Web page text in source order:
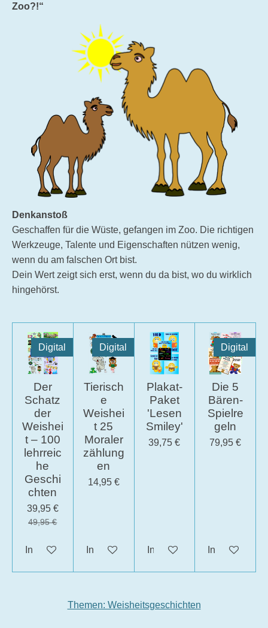
Zoo?!“
Denkanstoß
Geschaffen für die Wüste, gefangen im Zoo. Die richtigen
Werkzeuge, Talente und Eigenschaften nützen wenig,
wenn du am falschen Ort bist.
Dein Wert zeigt sich erst, wenn du da bist, wo du wirklich
hingehörst.
Digital
Der
Schatz
der
Weishei
t – 100
lehrreic
he
Geschi
chten
39,95 €
49,95 €
In den Warenkorb
Digital
Tierisch
e
Weishei
t 25
Moraler
zählung
en
14,95 €
In den Warenkorb
Plakat-
Paket
'Lesen
Smiley'
39,75 €
In den Warenkorb
Digital
Die 5
Bären-
Spielre
geln
79,95 €
In den
Themen: Weisheitsgeschichten